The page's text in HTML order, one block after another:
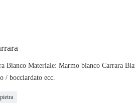
Bianco Materiale: Marmo bianco Carrara
/ bocciardato ecc.